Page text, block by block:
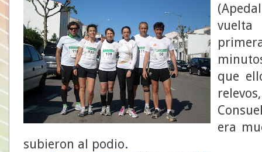
vuelta
que
era
subieron al podio.